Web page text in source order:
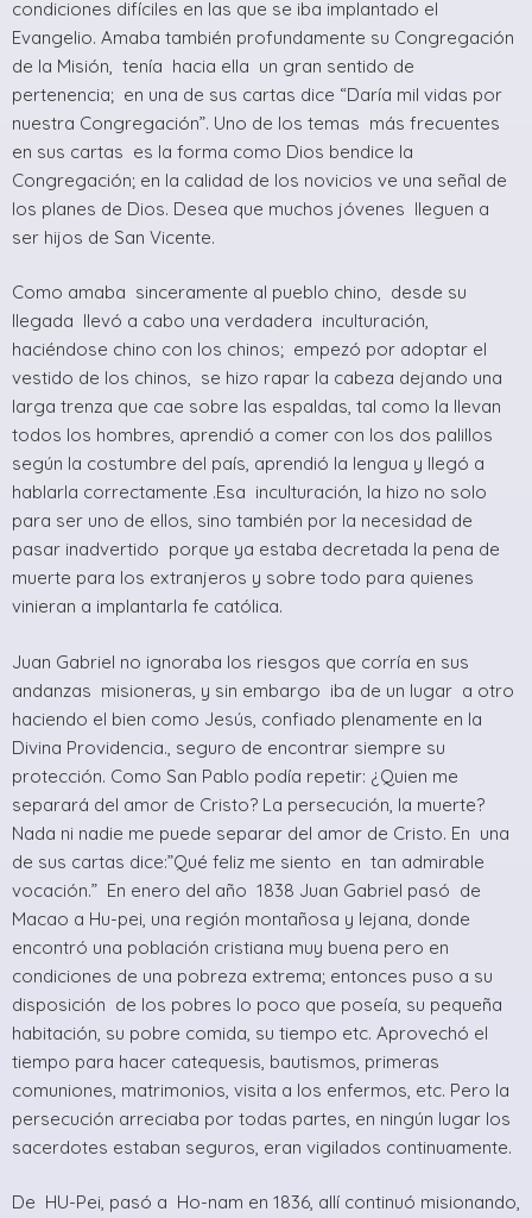
condiciones difíciles en las que se iba implantado el
Evangelio. Amaba también profundamente su Congregación
de la Misión, tenía hacia ella un gran sentido de
pertenencia; en una de sus cartas dice “Daría mil vidas por
nuestra Congregación”. Uno de los temas más frecuentes
en sus cartas es la forma como Dios bendice la
Congregación; en la calidad de los novicios ve una señal de
los planes de Dios. Desea que muchos jóvenes lleguen a
ser hijos de San Vicente.
Como amaba sinceramente al pueblo chino, desde su
llegada llevó a cabo una verdadera inculturación,
haciéndose chino con los chinos; empezó por adoptar el
vestido de los chinos, se hizo rapar la cabeza dejando una
larga trenza que cae sobre las espaldas, tal como la llevan
todos los hombres, aprendió a comer con los dos palillos
según la costumbre del país, aprendió la lengua y llegó a
hablarla correctamente .Esa inculturación, la hizo no solo
para ser uno de ellos, sino también por la necesidad de
pasar inadvertido porque ya estaba decretada la pena de
muerte para los extranjeros y sobre todo para quienes
vinieran a implantarla fe católica.
Juan Gabriel no ignoraba los riesgos que corría en sus
andanzas misioneras, y sin embargo iba de un lugar a otro
haciendo el bien como Jesús, confiado plenamente en la
Divina Providencia., seguro de encontrar siempre su
protección. Como San Pablo podía repetir: ¿Quien me
separará del amor de Cristo? La persecución, la muerte?
Nada ni nadie me puede separar del amor de Cristo. En una
de sus cartas dice:”Qué feliz me siento en tan admirable
vocación.” En enero del año 1838 Juan Gabriel pasó de
Macao a Hu-pei, una región montañosa y lejana, donde
encontró una población cristiana muy buena pero en
condiciones de una pobreza extrema; entonces puso a su
disposición de los pobres lo poco que poseía, su pequeña
habitación, su pobre comida, su tiempo etc. Aprovechó el
tiempo para hacer catequesis, bautismos, primeras
comuniones, matrimonios, visita a los enfermos, etc. Pero la
persecución arreciaba por todas partes, en ningún lugar los
sacerdotes estaban seguros, eran vigilados continuamente.
De HU-Pei, pasó a Ho-nam en 1836, allí continuó misionando,